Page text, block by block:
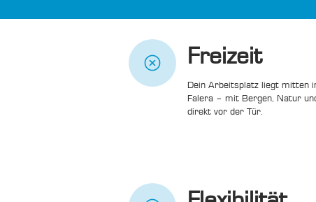
Freizeit
Dein Arbeitsplatz liegt mitten
Falera – mit Bergen, Natur
direkt vor der Tür.